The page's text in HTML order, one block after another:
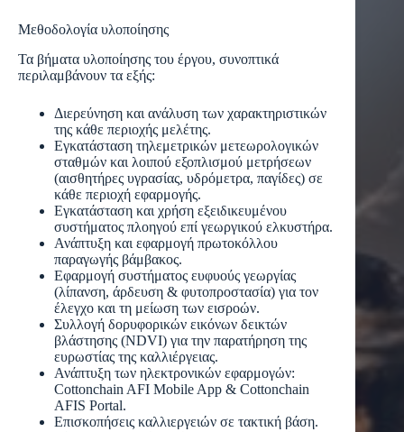
Μεθοδολογία υλοποίησης
Τα βήματα υλοποίησης του έργου, συνοπτικά
περιλαμβάνουν τα εξής:
Διερεύνηση και ανάλυση των χαρακτηριστικών
της κάθε περιοχής μελέτης.
Εγκατάσταση τηλεμετρικών μετεωρολογικών
σταθμών και λοιπού εξοπλισμού μετρήσεων
(αισθητήρες υγρασίας, υδρόμετρα, παγίδες) σε
κάθε περιοχή εφαρμογής.
Εγκατάσταση και χρήση εξειδικευμένου
συστήματος πλοηγού επί γεωργικού ελκυστήρα.
Ανάπτυξη και εφαρμογή πρωτοκόλλου
παραγωγής βάμβακος.
Εφαρμογή συστήματος ευφυούς γεωργίας
(λίπανση, άρδευση & φυτοπροστασία) για τον
έλεγχο και τη μείωση των εισροών.
Συλλογή δορυφορικών εικόνων δεικτών
βλάστησης (NDVI) για την παρατήρηση της
ευρωστίας της καλλιέργειας.
Ανάπτυξη των ηλεκτρονικών εφαρμογών:
Cottonchain AFI Mobile App & Cottonchain
AFIS Portal.
Επισκοπήσεις καλλιεργειών σε τακτική βάση.